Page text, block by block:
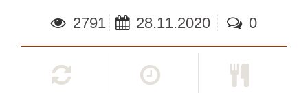
2791 28.11.2020 0